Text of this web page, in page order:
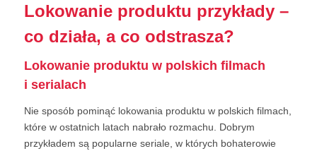
Lokowanie produktu przykłady –
co działa, a co odstrasza?
Lokowanie produktu w polskich filmach
i serialach
Nie sposób pominąć lokowania produktu w polskich filmach,
które w ostatnich latach nabrało rozmachu. Dobrym
przykładem są popularne seriale, w których bohaterowie